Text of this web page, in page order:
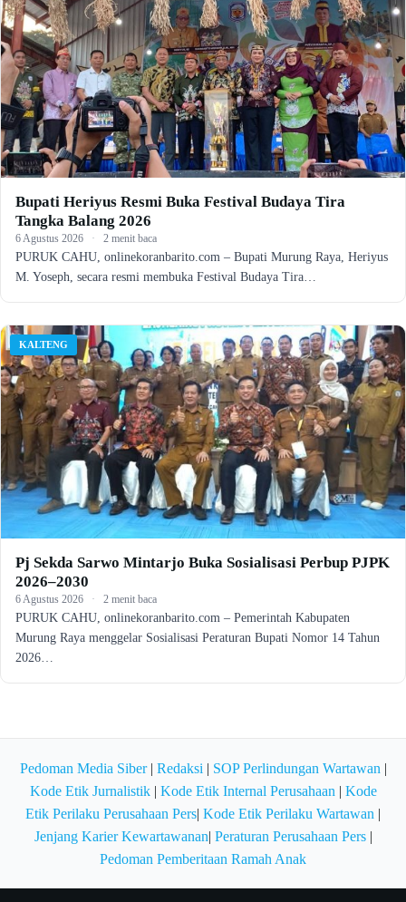
Bupati Heriyus Resmi Buka Festival Budaya Tira
Tangka Balang 2026
6 Agustus 2026 · 2 menit baca
PURUK CAHU, onlinekoranbarito.com – Bupati Murung Raya, Heriyus
M. Yoseph, secara resmi membuka Festival Budaya Tira…
KALTENG
Pj Sekda Sarwo Mintarjo Buka Sosialisasi Perbup PJPK
2026–2030
6 Agustus 2026 · 2 menit baca
PURUK CAHU, onlinekoranbarito.com – Pemerintah Kabupaten
Murung Raya menggelar Sosialisasi Peraturan Bupati Nomor 14 Tahun
2026…
Pedoman Media Siber| Redaksi | SOP Perlindungan Wartawan |
Kode Etik Jurnalistik| Kode Etik Internal Perusahaan | Kode
Etik Perilaku Perusahaan Pers| Kode Etik Perilaku Wartawan |
Jenjang Karier Kewartawanan| Peraturan Perusahaan Pers|
Pedoman Pemberitaan Ramah Anak